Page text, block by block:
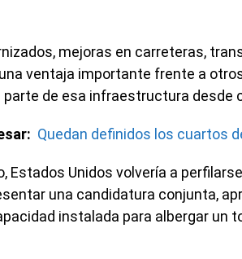
mejoras en carreteras,
ventaja importante frente a
parte de esa infraestructura desde
Quedan definidos los cuartos
Estados Unidos volvería a
una candidatura conjunta,
instalada para albergar un